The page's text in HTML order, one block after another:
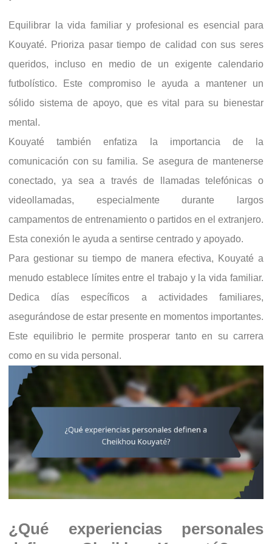
Equilibrar la vida familiar y profesional es esencial para
Kouyaté. Prioriza pasar tiempo de calidad con sus seres
queridos, incluso en medio de un exigente calendario
futbolístico. Este compromiso le ayuda a mantener un
sólido sistema de apoyo, que es vital para su bienestar
mental.
Kouyaté también enfatiza la importancia de la
comunicación con su familia. Se asegura de mantenerse
conectado, ya sea a través de llamadas telefónicas o
videollamadas, especialmente durante largos
campamentos de entrenamiento o partidos en el extranjero.
Esta conexión le ayuda a sentirse centrado y apoyado.
Para gestionar su tiempo de manera efectiva, Kouyaté a
menudo establece límites entre el trabajo y la vida familiar.
Dedica días específicos a actividades familiares,
asegurándose de estar presente en momentos importantes.
Este equilibrio le permite prosperar tanto en su carrera
como en su vida personal.
¿Qué experiencias personales